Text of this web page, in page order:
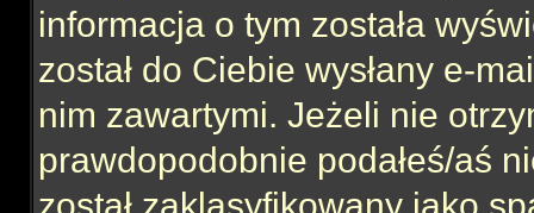
informacja o tym została
został do Ciebie wysłany e-
nim zawartymi. Jeżeli nie
prawdopodobnie podałeś/aś